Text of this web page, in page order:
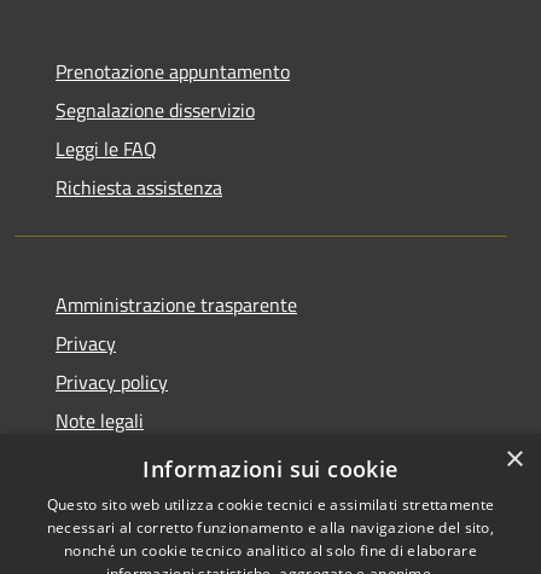
Prenotazione appuntamento
Segnalazione disservizio
Leggi le FAQ
Richiesta assistenza
Amministrazione trasparente
Privacy
Privacy policy
Note legali
Dichiarazione di accessibilità
×
Informazioni sui cookie
Questo sito web utilizza cookie tecnici e assimilati strettamente
necessari al corretto funzionamento e alla navigazione del sito,
nonché un cookie tecnico analitico al solo fine di elaborare